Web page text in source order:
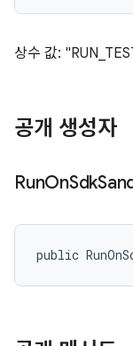
상수 값:
공개 생성자
RunOnSdk
public